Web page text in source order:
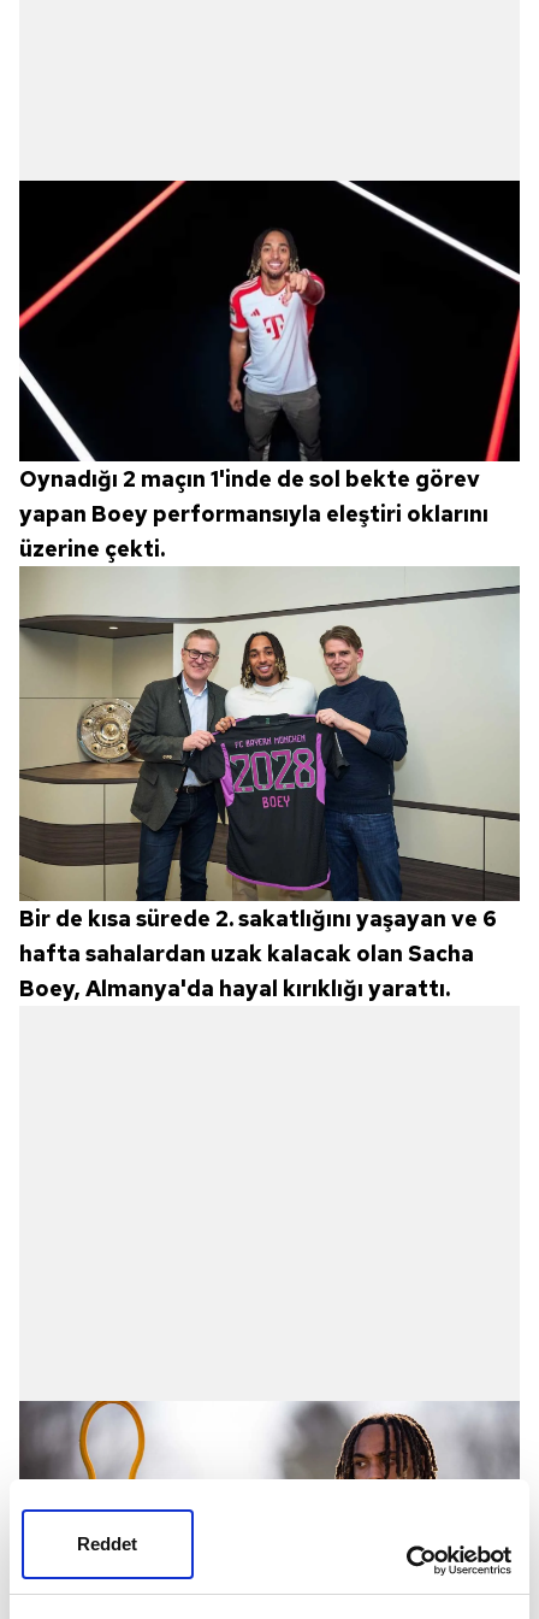
Reddet
Oynadığı 2 maçın 1'inde de sol bekte görev
yapan Boey performansıyla eleştiri oklarını
üzerine çekti.
Bir de kısa sürede 2. sakatlığını yaşayan ve 6
hafta sahalardan uzak kalacak olan Sacha
Boey, Almanya'da hayal kırıklığı yarattı.